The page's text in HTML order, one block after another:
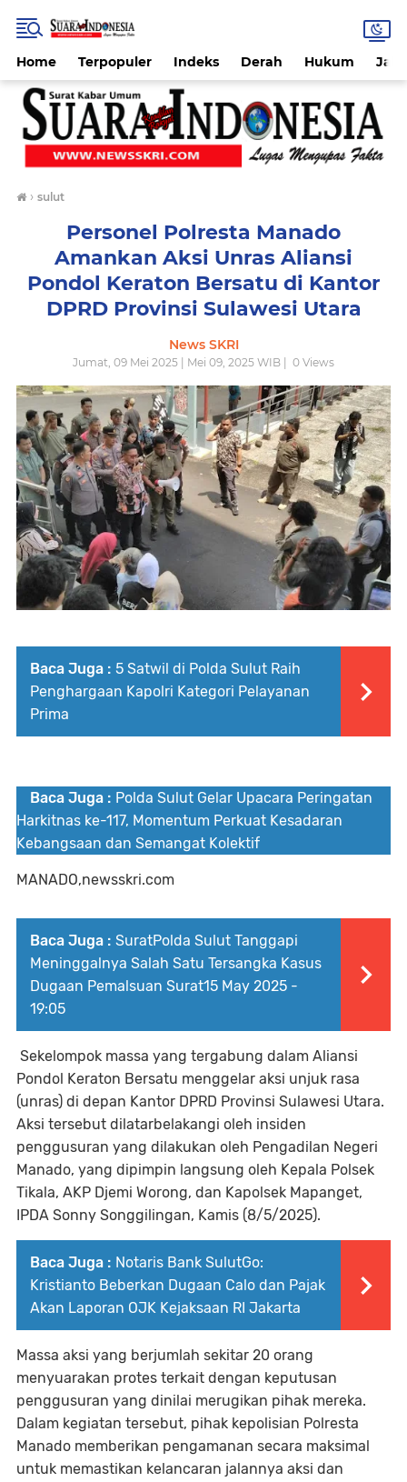
Home Terpopuler Indeks Derah Hukum
› sulut
Personel Polresta Manado
Amankan Aksi Unras Aliansi
Pondol Keraton Bersatu di Kantor
DPRD Provinsi Sulawesi Utara
News SKRI
Jumat, 09 Mei 2025 | Mei 09, 2025 WIB | 0 Views
Baca Juga : 5 Satwil di Polda Sulut Raih
Penghargaan Kapolri Kategori Pelayanan
Prima
Baca Juga : Polda Sulut Gelar Upacara Peringatan
Harkitnas ke-117, Momentum Perkuat Kesadaran
Kebangsaan dan Semangat Kolektif
MANADO,newsskri.com
Baca Juga : SuratPolda Sulut Tanggapi
Meninggalnya Salah Satu Tersangka Kasus
Dugaan Pemalsuan Surat15 May 2025 -
19:05
Sekelompok massa yang tergabung dalam Aliansi
Pondol Keraton Bersatu menggelar aksi unjuk rasa
(unras) di depan Kantor DPRD Provinsi Sulawesi Utara.
Aksi tersebut dilatarbelakangi oleh insiden
penggusuran yang dilakukan oleh Pengadilan Negeri
Manado, yang dipimpin langsung oleh Kepala Polsek
Tikala, AKP Djemi Worong, dan Kapolsek Mapanget,
IPDA Sonny Songgilingan, Kamis (8/5/2025).
Baca Juga : Notaris Bank SulutGo:
Kristianto Beberkan Dugaan Calo dan Pajak
Akan Laporan OJK Kejaksaan RI Jakarta
Massa aksi yang berjumlah sekitar 20 orang
menyuarakan protes terkait dengan keputusan
penggusuran yang dinilai merugikan pihak mereka.
Dalam kegiatan tersebut, pihak kepolisian Polresta
Manado memberikan pengamanan secara maksimal
untuk memastikan kelancaran jalannya aksi dan